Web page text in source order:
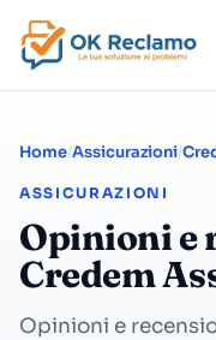
Home Assicurazioni
ASSICURAZIONI
Opinioni e
Credem
Opinioni e